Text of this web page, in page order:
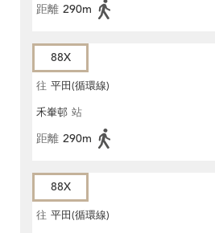
距離 290m
88X
往 平田(循環線)
禾輋邨 站
距離 290m
88X
往 平田(循環線)